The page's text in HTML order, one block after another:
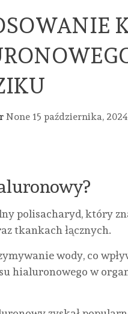
None 15 października, 2024
polisacharyd, który
tkankach łącznych.
wody, co
hialuronowego w